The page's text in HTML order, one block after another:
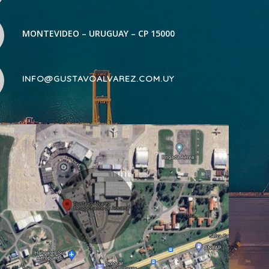
MONTEVIDEO – URUGUAY – CP 15000
INFO@GUSTAVOALVAREZ.COM.UY